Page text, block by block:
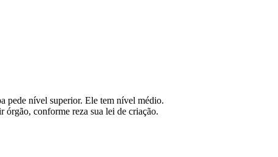
pede nível superior. Ele tem nível médio.
órgão, conforme reza sua lei de criação.